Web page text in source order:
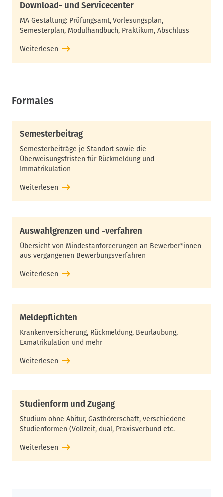
Download- und Servicecenter
MA Gestaltung: Prüfungsamt, Vorlesungsplan,
Semesterplan, Modulhandbuch, Praktikum, Abschluss
Weiterlesen
Formales
Semesterbeitrag
Semesterbeiträge je Standort sowie die
Überweisungsfristen für Rückmeldung und
Immatrikulation
Weiterlesen
Auswahlgrenzen und -verfahren
Übersicht von Mindestanforderungen an Bewerber*innen
aus vergangenen Bewerbungsverfahren
Weiterlesen
Meldepflichten
Krankenversicherung, Rückmeldung, Beurlaubung,
Exmatrikulation und mehr
Weiterlesen
Studienform und Zugang
Studium ohne Abitur, Gasthörerschaft, verschiedene
Studienformen (Vollzeit, dual, Praxisverbund etc.
Weiterlesen